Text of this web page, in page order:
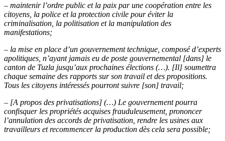
– maintenir l’ordre public et la paix par une coopération entre les
citoyens, la police et la protection civile pour éviter la
criminalisation, la politisation et la manipulation des
manifestations;
– la mise en place d’un gouvernement technique, composé d’experts
apolitiques, n’ayant jamais eu de poste gouvernemental [dans] le
canton de Tuzla jusqu’aux prochaines élections (…). [Il] soumettra
chaque semaine des rapports sur son travail et des propositions.
Tous les citoyens intéressés pourront suivre [son] travail;
– [A propos des privatisations] (…) Le gouvernement pourra
confisquer les propriétés acquises frauduleusement, prononcer
l’annulation des accords de privatisation, rendre les usines aux
travailleurs et recommencer la production dès cela sera possible;